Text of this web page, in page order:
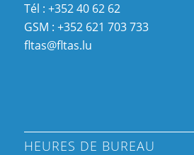
Tél : +352 40 62 62
GSM : +352 621 703 733
fltas@fltas.lu
HEURES DE BUREAU